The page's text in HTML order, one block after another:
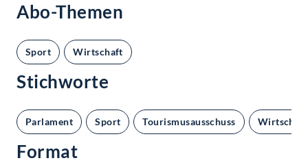
Abo-Themen
Sport Wirtschaft
Stichworte
Parlament Sport Tourismusausschuss Wirtschaft
Format